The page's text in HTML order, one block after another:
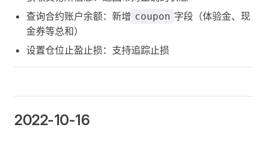
查询合约账户余额：新增 coupon 字段（体验金、现
金券等总和）
设置仓位止盈止损：支持追踪止损
2022-10-16